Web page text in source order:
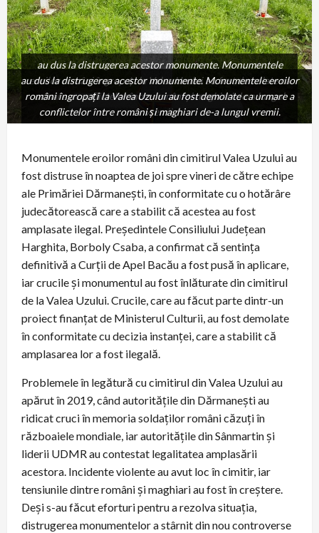
au dus la distrugerea acestor monumente. Monumentele
eroilor români îngropați la Valea Uzului au fost demolate ca
urmare a conflictelor între români și maghiari de-a lungul
vremii.
au dus la distrugerea acestor monumente. Monumentele eroilor
români îngropați la Valea Uzului au fost demolate ca urmare a
conflictelor între români și maghiari de-a lungul vremii.
Monumentele eroilor români din cimitirul Valea Uzului au
fost distruse în noaptea de joi spre vineri de către echipe
ale Primăriei Dărmanești, în conformitate cu o hotărâre
judecătorească care a stabilit că acestea au fost
amplasate ilegal. Președintele Consiliului Județean
Harghita, Borboly Csaba, a confirmat că sentința
definitivă a Curții de Apel Bacău a fost pusă în aplicare,
iar crucile și monumentul au fost înlăturate din cimitirul
de la Valea Uzului. Crucile, care au făcut parte dintr-un
proiect finanțat de Ministerul Culturii, au fost demolate
în conformitate cu decizia instanței, care a stabilit că
amplasarea lor a fost ilegală.
Problemele în legătură cu cimitirul din Valea Uzului au
apărut în 2019, când autoritățile din Dărmanești au
ridicat cruci în memoria soldaților români căzuți în
războaiele mondiale, iar autoritățile din Sânmartin și
liderii UDMR au contestat legalitatea amplasării
acestora. Incidente violente au avut loc în cimitir, iar
tensiunile dintre români și maghiari au fost în creștere.
Deși s-au făcut eforturi pentru a rezolva situația,
distrugerea monumentelor a stârnit din nou controverse